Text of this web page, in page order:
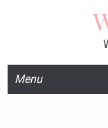
Menu